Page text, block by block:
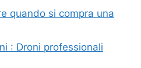
quando si compra una
: Droni professionali